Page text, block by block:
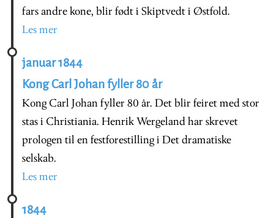
fars andre kone, blir født i Skiptvedt i Østfold.
Les mer
januar 1844
Kong Carl Johan fyller 80 år
Kong Carl Johan fyller 80 år. Det blir feiret med stor
stas i Christiania. Henrik Wergeland har skrevet
prologen til en festforestilling i Det dramatiske
selskab.
Les mer
1844